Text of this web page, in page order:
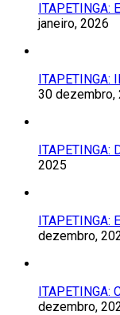
ITAPETINGA:
janeiro, 2026
ITAPETINGA:
30 dezembro,
ITAPETINGA:
2025
ITAPETINGA:
dezembro,
ITAPETINGA:
dezembro,